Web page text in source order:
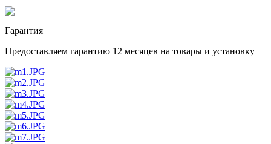
Гарантия
Предоставляем гарантию 12 месяцев на товары и установку